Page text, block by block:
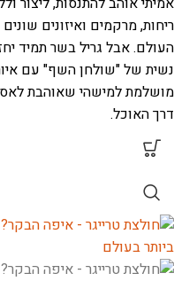
ריחות, מרקמים ואיזונים
העולם. אבל גריל בשר תמיד
נשית של "שולחן השף" עם
מושלמת למישהי שאוהבת
דרך האוכל.